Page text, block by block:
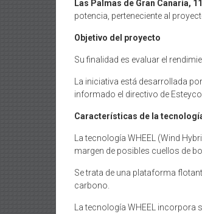
Las Palmas de Gran Canaria,
potencia, perteneciente al
Objetivo del proyecto
Su finalidad es evaluar el
La iniciativa está desarrollada
informado el directivo de
Características de la tecnología
La tecnología WHEEL (Wind
margen de posibles cuellos de
Se trata de una plataforma
carbono.
La tecnología WHEEL